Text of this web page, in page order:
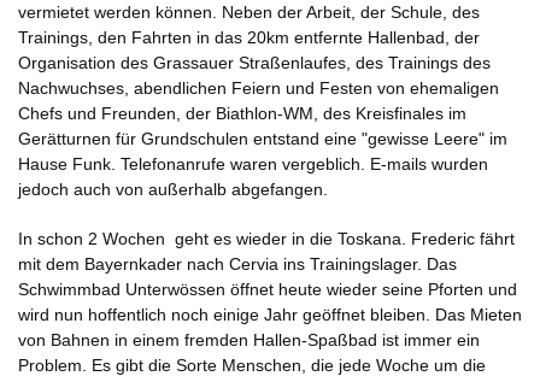
vermietet werden können. Neben der Arbeit, der Schule, des
Trainings, den Fahrten in das 20km entfernte Hallenbad, der
Organisation des Grassauer Straßenlaufes, des Trainings des
Nachwuchses, abendlichen Feiern und Festen von ehemaligen
Chefs und Freunden, der Biathlon-WM, des Kreisfinales im
Gerätturnen für Grundschulen entstand eine "gewisse Leere" im
Hause Funk. Telefonanrufe waren vergeblich. E-mails wurden
jedoch auch von außerhalb abgefangen.
In schon 2 Wochen geht es wieder in die Toskana. Frederic fährt
mit dem Bayernkader nach Cervia ins Trainingslager. Das
Schwimmbad Unterwössen öffnet heute wieder seine Pforten und
wird nun hoffentlich noch einige Jahr geöffnet bleiben. Das Mieten
von Bahnen in einem fremden Hallen-Spaßbad ist immer ein
Problem. Es gibt die Sorte Menschen, die jede Woche um die